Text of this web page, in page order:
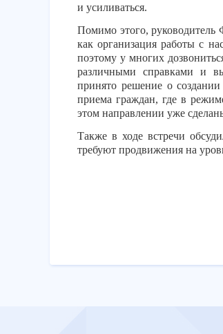
и усиливаться.
Помимо этого, руководитель
как организация работы с
поэтому у многих
различными справками и
принято решение о
приема граждан, где в
этом направлении уже
Также в ходе встречи
требуют продвижения на